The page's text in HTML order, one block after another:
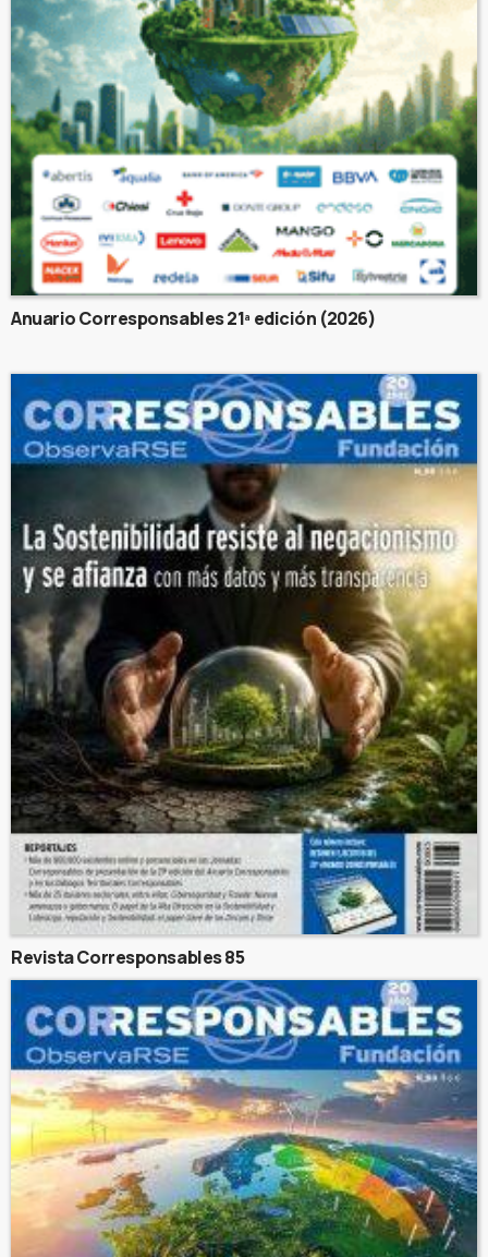
Anuario Corresponsables 21ª edición (2026)
Revista Corresponsables 85